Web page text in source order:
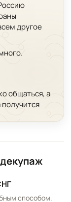
другое
общаться, а
получится
способом.